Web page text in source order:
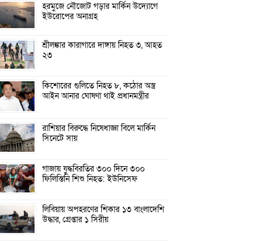
হরমুজে নৌজোট গড়ার মার্কিন উদ্যোগে
ইউরোপের অনাগ্রহ
শ্রীলঙ্কার কারাগারে দাঙ্গায় নিহত ৩, আহত
২৩
কিশোরের গুলিতে নিহত ৮, কঠোর অস্ত্র
আইন আনার ঘোষণা থাই প্রধানমন্ত্রীর
রাশিয়ার বিরুদ্ধে নিষেধাজ্ঞা বিলে মার্কিন
সিনেটে সায়
গাজায় যুদ্ধবিরতির ৩০০ দিনে ৩০০
ফিলিস্তিনি শিশু নিহত: ইউনিসেফ
লিবিয়ায় অপহরণের শিকার ১৩ বাংলাদেশি
উদ্ধার, গ্রেপ্তার ১ সিরীয়